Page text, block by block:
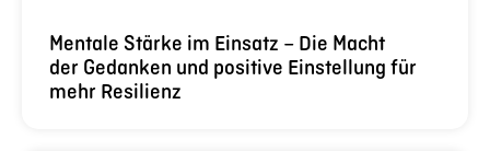
Mentale Stärke im Einsatz – Die Macht
der Gedanken und positive Einstellung für
mehr Resilienz